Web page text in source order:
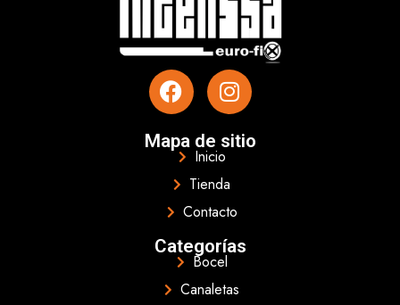
Mapa de sitio
Inicio
Tienda
Contacto
Categorías
Bocel
Canaletas